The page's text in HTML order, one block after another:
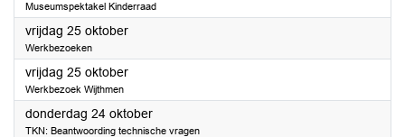
Museumspektakel Kinderraad
vrijdag 25 oktober2024
Werkbezoeken
vrijdag 25 oktober2024
Werkbezoek Wijthmen
donderdag 24 oktober2024
TKN: Beantwoording technische vragen